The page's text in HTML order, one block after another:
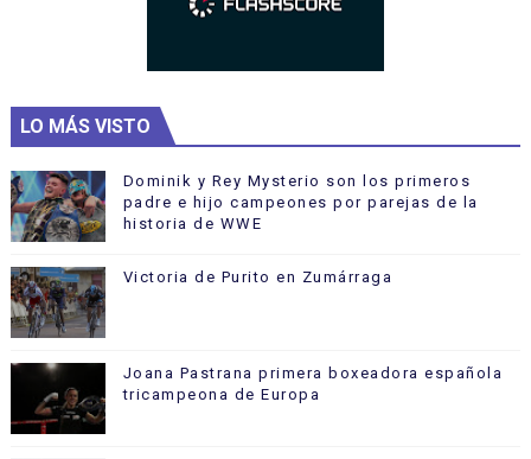
LO MÁS VISTO
Dominik y Rey Mysterio son los primeros
padre e hijo campeones por parejas de la
historia de WWE
Victoria de Purito en Zumárraga
Joana Pastrana primera boxeadora española
tricampeona de Europa